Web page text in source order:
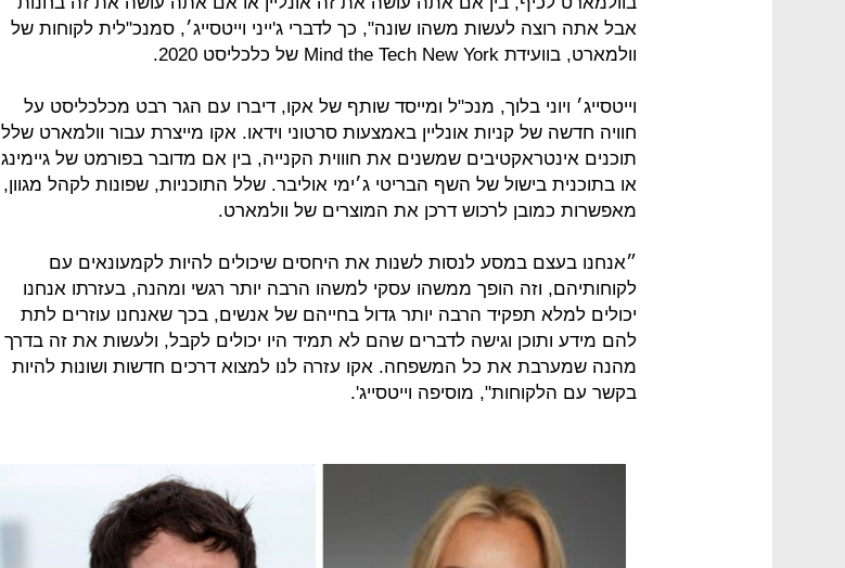
אבל אתה רוצה לעשות משהו שונה", כך לדברי ג'ייני וייטסייג׳, סמנכ"לית לקוחות של
וולמארט, בוועידת Mind the Tech New York של כלכליסט 2020.
וייטסייג׳ ויוני בלוך, מנכ"ל ומייסד שותף של אקו, דיברו עם הגר רבט מכלכליסט על
חוויה חדשה של קניות אונליין באמצעות סרטוני וידאו. אקו מייצרת עבור וולמארט שלל
תוכנים אינטראקטיבים שמשנים את חוווית הקנייה, בין אם מדובר בפורמט של גיימינג
או בתוכנית בישול של השף הבריטי ג׳ימי אוליבר. שלל התוכניות, שפונות לקהל מגוון,
מאפשרות כמובן לרכוש דרכן את המוצרים של וולמארט.
״אנחנו בעצם במסע לנסות לשנות את היחסים שיכולים להיות לקמעונאים עם
לקוחותיהם, וזה הופך ממשהו עסקי למשהו הרבה יותר רגשי ומהנה, בעזרתו אנחנו
יכולים למלא תפקיד הרבה יותר גדול בחייהם של אנשים, בכך שאנחנו עוזרים לתת
להם מידע ותוכן וגישה לדברים שהם לא תמיד היו יכולים לקבל, ולעשות את זה בדרך
מהנה שמערבת את כל המשפחה. אקו עזרה לנו למצוא דרכים חדשות ושונות להיות
בקשר עם הלקוחות", מוסיפה וייטסייג'.